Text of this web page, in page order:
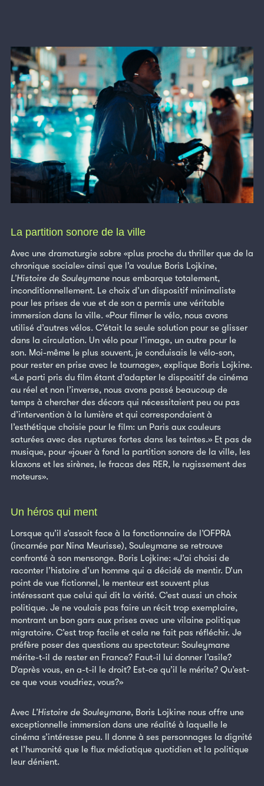
La partition sonore de la ville
Avec une dramaturgie sobre «plus proche du thriller que de la
chronique sociale» ainsi que l’a voulue Boris Lojkine,
L’Histoire de Souleymane nous embarque totalement,
inconditionnellement. Le choix d’un dispositif minimaliste
pour les prises de vue et de son a permis une véritable
immersion dans la ville. «Pour filmer le vélo, nous avons
utilisé d’autres vélos. C’était la seule solution pour se glisser
dans la circulation. Un vélo pour l’image, un autre pour le
son. Moi-même le plus souvent, je conduisais le vélo-son,
pour rester en prise avec le tournage», explique Boris Lojkine.
«Le parti pris du film étant d’adapter le dispositif de cinéma
au réel et non l’inverse, nous avons passé beaucoup de
temps à chercher des décors qui nécessitaient peu ou pas
d’intervention à la lumière et qui correspondaient à
l’esthétique choisie pour le film: un Paris aux couleurs
saturées avec des ruptures fortes dans les teintes.» Et pas de
musique, pour «jouer à fond la partition sonore de la ville, les
klaxons et les sirènes, le fracas des RER, le rugissement des
moteurs».
Un héros qui ment
Lorsque qu’il s’assoit face à la fonctionnaire de l’OFPRA
(incarnée par Nina Meurisse), Souleymane se retrouve
confronté à son mensonge. Boris Lojkine: «J’ai choisi de
raconter l’histoire d’un homme qui a décidé de mentir. D’un
point de vue fictionnel, le menteur est souvent plus
intéressant que celui qui dit la vérité. C’est aussi un choix
politique. Je ne voulais pas faire un récit trop exemplaire,
montrant un bon gars aux prises avec une vilaine politique
migratoire. C’est trop facile et cela ne fait pas réfléchir. Je
préfère poser des questions au spectateur: Souleymane
mérite-t-il de rester en France? Faut-il lui donner l’asile?
D’après vous, en a-t-il le droit? Est-ce qu’il le mérite? Qu’est-
ce que vous voudriez, vous?»
Avec L’Histoire de Souleymane, Boris Lojkine nous offre une
exceptionnelle immersion dans une réalité à laquelle le
cinéma s’intéresse peu. Il donne à ses personnages la dignité
et l’humanité que le flux médiatique quotidien et la politique
leur dénient.